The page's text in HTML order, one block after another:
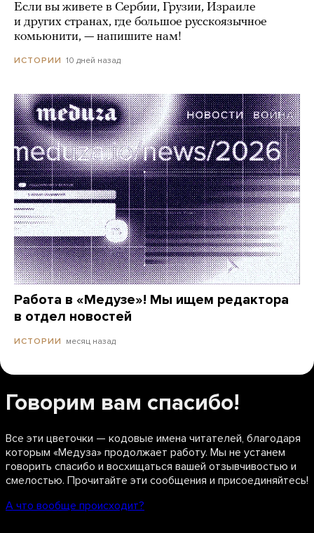
Если вы живете в Сербии, Грузии, Израиле
и других странах, где большое русскоязычное
комьюнити, — напишите нам!
ИСТОРИИ 10 дней назад
Работа в «Медузе»! Мы ищем редактора
в отдел новостей
ИСТОРИИ месяц назад